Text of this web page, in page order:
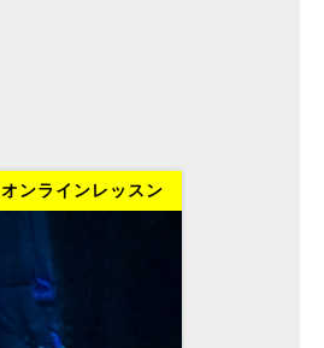
オンラインレッスン